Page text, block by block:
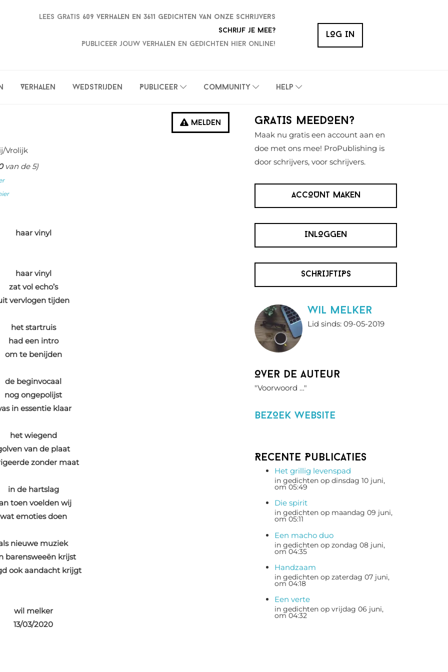
Lees gratis 609 verhalen en 3611 gedichten van onze schrijvers
Schrijf je mee?
Publiceer jouw verhalen en gedichten hier online!
LOG IN
Verhalen Wedstrijden Publiceer Community Help
Melden
Vrolijk
van de 5)
haar vinyl
haar vinyl
zat vol echo’s
vervlogen tijden
het startruis
had een intro
om te benijden
de beginvocaal
nog ongepolijst
in essentie klaar
het wiegend
van de plaat
zonder maat
in de hartslag
toen voelden wij
wat emoties doen
nieuwe muziek
barensweeën krijst
ook aandacht krijgt
wil melker
13/03/2020
Primaire
Sidebar
GRATIS MEEDOEN?
Maak nu gratis een account aan en
doe met ons mee! ProPublishing is
door schrijvers, voor schrijvers.
ACCOUNT MAKEN
INLOGGEN
SCHRIJFTIPS
wil melker
Lid sinds: 09-05-2019
Over de auteur
"Voorwoord …"
BezOek website
Recente Publicaties
Het grillig levenspad
in gedichten op dinsdag 10 juni,
om 05:49
Die spirit
in gedichten op maandag 09 juni,
om 05:11
Een macho duo
in gedichten op zondag 08 juni,
om 04:35
Handzaam
in gedichten op zaterdag 07 juni,
om 04:18
Een verte
in gedichten op vrijdag 06 juni,
om 04:32